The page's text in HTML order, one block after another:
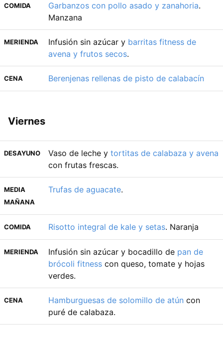
COMIDA Garbanzos con pollo asado y zanahoria.
Manzana
MERIENDA Infusión sin azúcar y barritas fitness de
avena y frutos secos.
CENA Berenjenas rellenas de pisto de calabacín
Viernes
DESAYUNO Vaso de leche y tortitas de calabaza y avena
con frutas frescas.
MEDIA
MAÑANA
Trufas de aguacate.
COMIDA Risotto integral de kale y setas. Naranja
MERIENDA Infusión sin azúcar y bocadillo de pan de
brócoli fitness con queso, tomate y hojas
verdes.
CENA Hamburguesas de solomillo de atún con
puré de calabaza.